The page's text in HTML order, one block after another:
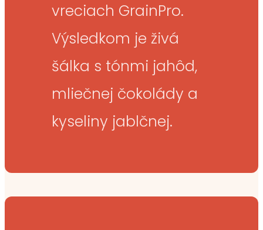
vreciach GrainPro.
Výsledkom je živá
šálka s tónmi jahôd,
mliečnej čokolády a
kyseliny jablčnej.